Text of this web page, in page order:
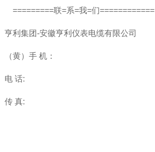
=========联=系=我=们============
亨利集团-安徽亨利仪表电缆有限公司
（黄）手 机：
电 话:
传 真: